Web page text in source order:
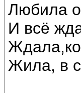
Любила
И всё
Жила, в